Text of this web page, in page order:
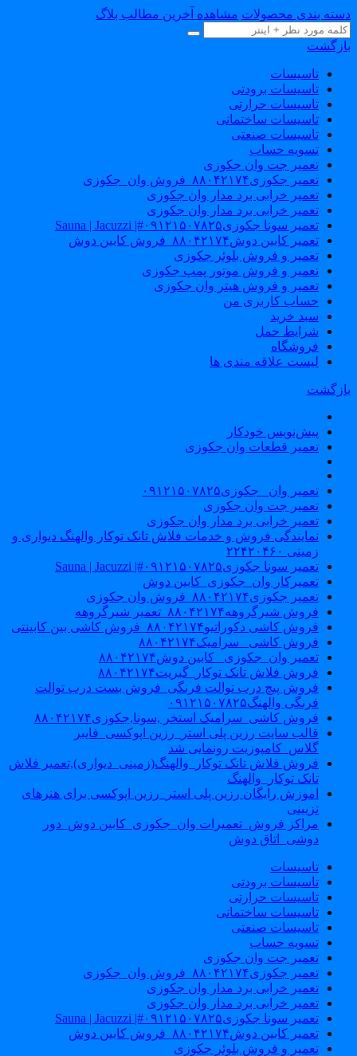
بندی محصولات مشاهده آخرین مطالب بلاگ
تاسیسات
تاسیسات برودتی
تاسیسات حرارتی
تاسیسات ساختمانی
تاسیسات صنعتی
تسویه حساب
تعمیر جت وان جکوزی
تعمیر جکوزی۸۸۰۴۲۱۷۴_فروش وان_جکوزی
تعمیر خرابی برد مدار وان جکوزی
تعمیر خرابی برد مدار وان جکوزی
تعمیر سونا جکوزی۰۹۱۲۱۵۰۷۸۲۵#| Sauna | Jacuzzi
تعمیر کابین دوش۸۸۰۴۲۱۷۴_فروش کابین دوش
تعمیر و فروش بلوئر جکوزی
تعمیر و فروش موتور پمپ جکوزی
تعمیر و فروش هیتر وان جکوزی
حساب کاربری من
سبد خرید
شرایط حمل
فروشگاه
لیست علاقه مندی ها
پیش‌نویس خودکار
تعمیر قطعات وان جکوزی
تعمیر وان _جکوزی۰۹۱۲۱۵۰۷۸۲۵
تعمیر جت وان جکوزی
تعمیر خرابی برد مدار وان جکوزی
نمایندگی فروش و خدمات فلاش تانک توکار والهنگ دیواری و
زمینی ۲۲۴۲۰۴۶۰
تعمیر سونا جکوزی۰۹۱۲۱۵۰۷۸۲۵#| Sauna | Jacuzzi
تعمیرکار وان_جکوزی_کابین دوش
تعمیر جکوزی۸۸۰۴۲۱۷۴_فروش وان جکوزی
فروش شیرگروهه۸۸۰۴۲۱۷۴_تعمیر شیرگروهه
فروش کاشی دکوراتیو۸۸۰۴۲۱۷۴_فروش کاشی بین کابینتی
فروش کاشی _سرامیک۸۸۰۴۲۱۷۴
تعمیر وان_جکوزی_ کابین دوش۸۸۰۴۲۱۷۴
فروش فلاش تانک توکار_گبریت۸۸۰۴۲۱۷۴
فروش پیچ درب توالت فرنگی_فروش بست درب توالت
فرنگی والهنگ۰۹۱۲۱۵۰۷۸۲۵
فروش کاشی_سرامیک استخر ,سونا,جکوزی۸۸۰۴۲۱۷۴
قالب سایت رزین پلی استر_رزین اپوکسی_فایبر
گلاس_کامپوزیت رونمایی شد
فروش فلاش تانک توکار_والهنگ(زمینی_دیواری),تعمیر فلاش
تانک توکار_والهنگ
اموزش رایگان رزین پلی استر_رزین اپوکسی برای هنرهای
تزیینی
مراکز فروش_تعمیرات وان_جکوزی_کابین دوش_دور
دوشی_اتاق دوش
تاسیسات
تاسیسات برودتی
تاسیسات حرارتی
تاسیسات ساختمانی
تاسیسات صنعتی
تسویه حساب
تعمیر جت وان جکوزی
تعمیر جکوزی۸۸۰۴۲۱۷۴_فروش وان_جکوزی
تعمیر خرابی برد مدار وان جکوزی
تعمیر خرابی برد مدار وان جکوزی
تعمیر سونا جکوزی۰۹۱۲۱۵۰۷۸۲۵#| Sauna | Jacuzzi
تعمیر کابین دوش۸۸۰۴۲۱۷۴_فروش کابین دوش
تعمیر و فروش بلوئر جکوزی